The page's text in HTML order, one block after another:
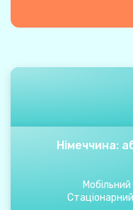
Німеччина:
Мобільний